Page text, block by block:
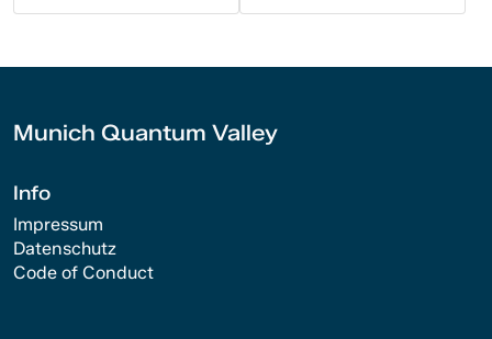
Munich Quantum Valley
Info
Impressum
Datenschutz
Code of Conduct